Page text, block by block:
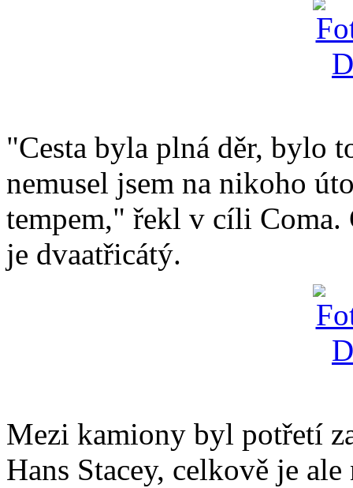
"Cesta byla plná děr, bylo
nemusel jsem na nikoho
tempem," řekl v cíli
je dvaatřicátý.
Mezi kamiony byl potřetí
Hans Stacey, celkově je